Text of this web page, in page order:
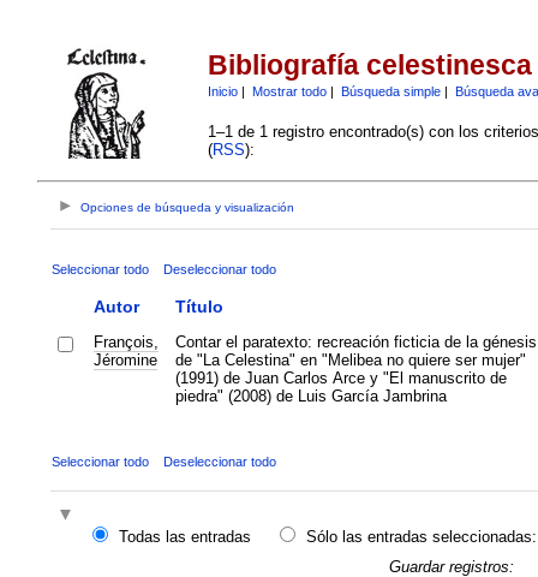
Bibliografía celestinesca
Inicio| Mostrar todo| Búsqueda simple| Búsqueda
1–1 de 1 registro encontrado(s) con los
(RSS):
Opciones de búsqueda y visualización
Seleccionar todo Deseleccionar todo
Autor Título
François,
Jéromine
Contar el paratexto: recreación ficticia de la génesis
de "La Celestina" en "Melibea no quiere ser mujer"
(1991) de Juan Carlos Arce y "El manuscrito de
piedra" (2008) de Luis García Jambrina
Seleccionar todo Deseleccionar todo
Todas las entradas
Sólo las entradas seleccionadas:
Guardar registros: